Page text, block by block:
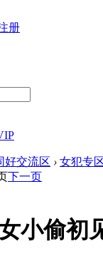
册
好交流区 › 女犯专
下一页
小偷初